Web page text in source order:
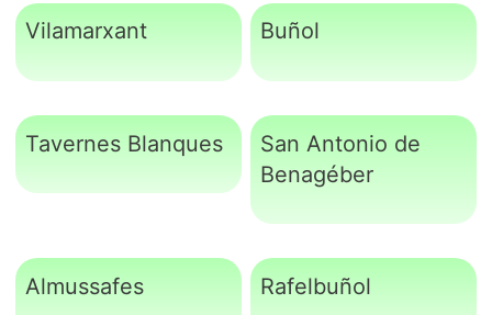
Vilamarxant Buñol
Tavernes Blanques
San Antonio de
Benagéber
Almussafes Rafelbuñol